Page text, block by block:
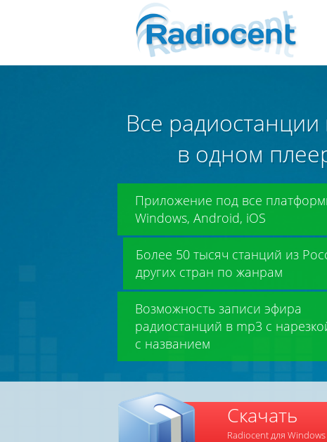
Все
в одном
Приложение под все
Windows, Android, iOS
Более 50 тысяч станций из
других стран по жанрам
Возможность записи эфира
радиостанций в mp3 с
с названием
Скачать
Radiocent для Windows